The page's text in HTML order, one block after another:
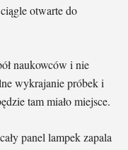
otwarte do
naukowców i nie
wykrajanie próbek i
tam miało miejsce.
panel lampek zapala